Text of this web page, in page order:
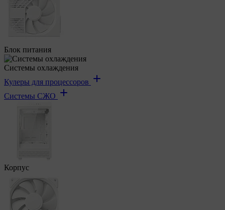
Блок питания
Системы охлаждения
Кулеры для процессоров
Системы СЖО
Корпус